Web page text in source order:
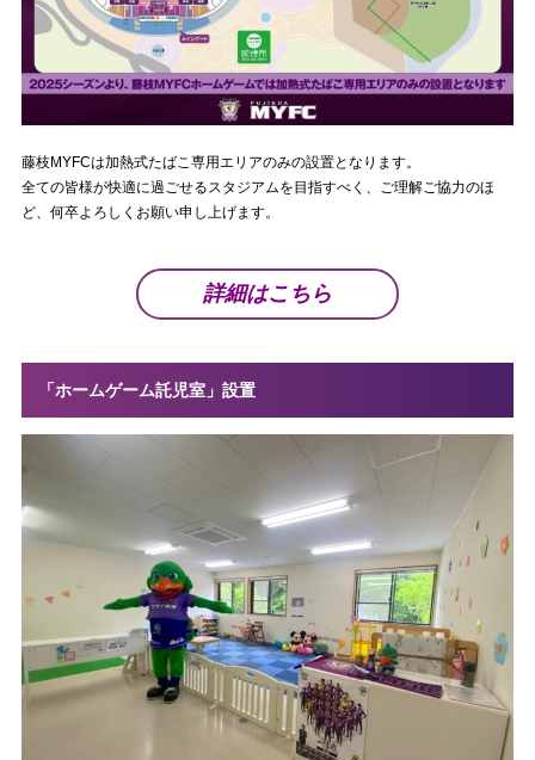
藤枝MYFCは加熱式たばこ専用エリアのみの設置となります。
全ての皆様が快適に過ごせるスタジアムを目指すべく、ご理解ご協力のほ
ど、何卒よろしくお願い申し上げます。
詳細はこちら
「ホームゲーム託児室」設置